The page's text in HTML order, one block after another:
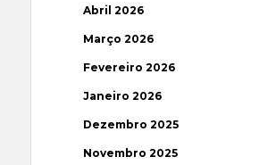
Abril 2026
Março 2026
Fevereiro 2026
Janeiro 2026
Dezembro 2025
Novembro 2025